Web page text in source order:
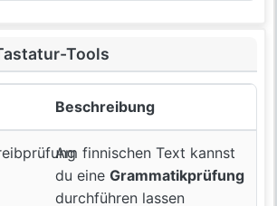
Tools
Beschreibung
Am finnischen Text kannst
du eineGrammatikprüfung
durchführen lassen